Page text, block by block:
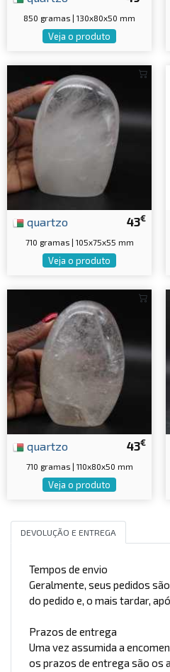
850 gramas | 130x80x50 mm
Veja o produto
43€
quartzo
710 gramas | 105x75x55 mm
Veja o produto
43€
quartzo
710 gramas | 110x80x50 mm
Veja o produto
DEVOLUÇÃO E ENTREGA
Tempos de envio
Geralmente, seus pedidos
do pedido e, o mais tardar,
Prazos de entrega
Uma vez assumida a
os prazos de entrega são os